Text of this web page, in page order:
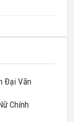
Đại Văn
Chính